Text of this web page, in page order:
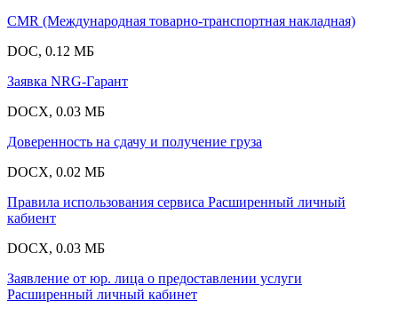
CMR (Международная товарно-транспортная накладная)
DOC, 0.12 МБ
Заявка NRG-Гарант
DOCX, 0.03 МБ
Доверенность на сдачу и получение груза
DOCX, 0.02 МБ
Правила использования сервиса Расширенный личный
кабиент
DOCX, 0.03 МБ
Заявление от юр. лица о предоставлении услуги
Расширенный личный кабинет